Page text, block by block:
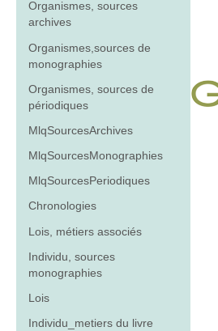
Organismes, sources
archives
Organismes,sources de
monographies
Organismes, sources de
périodiques
MlqSourcesArchives
MlqSourcesMonographies
MlqSourcesPeriodiques
Chronologies
Lois, métiers associés
Individu, sources
monographies
Lois
Individu_metiers du livre